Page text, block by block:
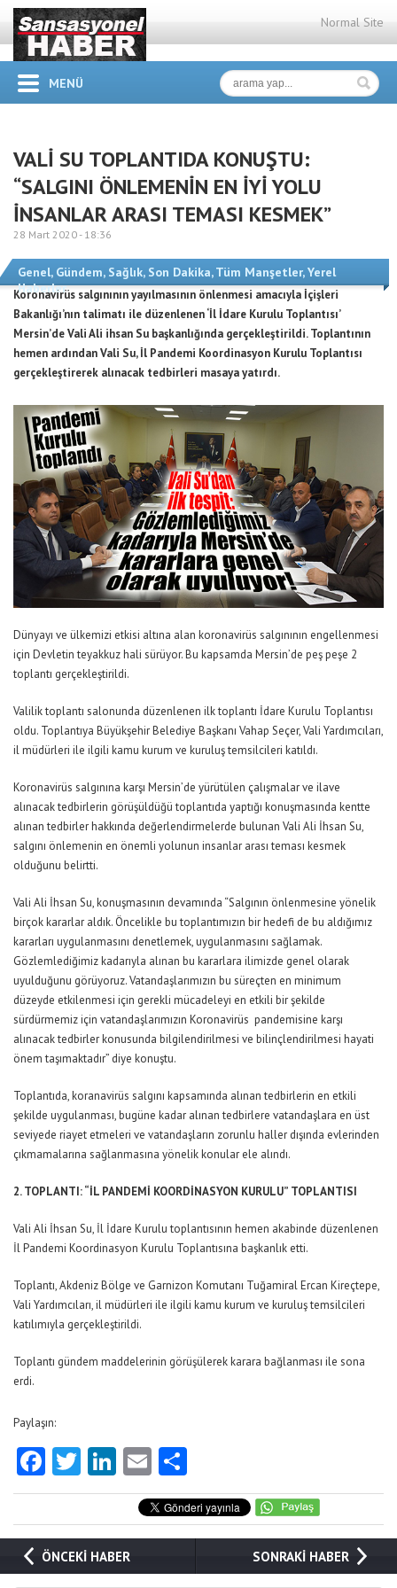
Normal Site
MENÜ
VALİ SU TOPLANTIDA KONUŞTU:
“SALGINI ÖNLEMENİN EN İYİ YOLU
İNSANLAR ARASI TEMASI KESMEK”
28 Mart 2020 - 18:36
Genel, Gündem, Sağlık, Son Dakika,Tüm Manşetler,Yerel
Haberler
Koronavirüs salgınının yayılmasının önlenmesi amacıyla İçişleri
Bakanlığı’nın talimatı ile düzenlenen ‘İl İdare Kurulu Toplantısı’
Mersin’de Vali Ali ihsan Su başkanlığında gerçekleştirildi. Toplantının
hemen ardından Vali Su, İl Pandemi Koordinasyon Kurulu Toplantısı
gerçekleştirerek alınacak tedbirleri masaya yatırdı.
Dünyayı ve ülkemizi etkisi altına alan koronavirüs salgınının engellenmesi
için Devletin teyakkuz hali sürüyor. Bu kapsamda Mersin’de peş peşe 2
toplantı gerçekleştirildi.
Valilik toplantı salonunda düzenlenen ilk toplantı İdare Kurulu Toplantısı
oldu. Toplantıya Büyükşehir Belediye Başkanı Vahap Seçer, Vali Yardımcıları,
il müdürleri ile ilgili kamu kurum ve kuruluş temsilcileri katıldı.
Koronavirüs salgınına karşı Mersin’de yürütülen çalışmalar ve ilave
alınacak tedbirlerin görüşüldüğü toplantıda yaptığı konuşmasında kentte
alınan tedbirler hakkında değerlendirmelerde bulunan Vali Ali İhsan Su,
salgını önlemenin en önemli yolunun insanlar arası teması kesmek
olduğunu belirtti.
Vali Ali İhsan Su, konuşmasının devamında “Salgının önlenmesine yönelik
birçok kararlar aldık. Öncelikle bu toplantımızın bir hedefi de bu aldığımız
kararları uygulanmasını denetlemek, uygulanmasını sağlamak.
Gözlemlediğimiz kadarıyla alınan bu kararlara ilimizde genel olarak
uyulduğunu görüyoruz. Vatandaşlarımızın bu süreçten en minimum
düzeyde etkilenmesi için gerekli mücadeleyi en etkili bir şekilde
sürdürmemiz için vatandaşlarımızın Koronavirüs pandemisine karşı
alınacak tedbirler konusunda bilgilendirilmesi ve bilinçlendirilmesi hayati
önem taşımaktadır” diye konuştu.
Toplantıda, koranavirüs salgını kapsamında alınan tedbirlerin en etkili
şekilde uygulanması, bugüne kadar alınan tedbirlere vatandaşlara en üst
seviyede riayet etmeleri ve vatandaşların zorunlu haller dışında evlerinden
çıkmamalarına sağlanmasına yönelik konular ele alındı.
2. TOPLANTI: “İL PANDEMİ KOORDİNASYON KURULU” TOPLANTISI
Vali Ali İhsan Su, İl İdare Kurulu toplantısının hemen akabinde düzenlenen
İl Pandemi Koordinasyon Kurulu Toplantısına başkanlık etti.
Toplantı, Akdeniz Bölge ve Garnizon Komutanı Tuğamiral Ercan Kireçtepe,
Vali Yardımcıları, il müdürleri ile ilgili kamu kurum ve kuruluş temsilcileri
katılımıyla gerçekleştirildi.
Toplantı gündem maddelerinin görüşülerek karara bağlanması ile sona
erdi.
Paylaşın:
Facebook
Twitter
LinkedIn
Email
ÖNCEKİ HABER SONRAKİ HABER